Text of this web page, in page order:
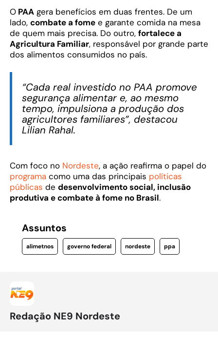
O PAA gera benefícios em duas frentes. De um
lado, combate a fome e garante comida na mesa
de quem mais precisa. Do outro, fortalece a
Agricultura Familiar, responsável por grande parte
dos alimentos consumidos no país.
“Cada real investido no PAA promove
segurança alimentar e, ao mesmo
tempo, impulsiona a produção dos
agricultores familiares”, destacou
Lilian Rahal.
Com foco no Nordeste, a ação reafirma o papel do
programa como uma das principais políticas
públicas de desenvolvimento social, inclusão
produtiva e combate à fome no Brasil.
Assuntos
alimetnos governo federal nordeste ppa
Redação NE9 Nordeste